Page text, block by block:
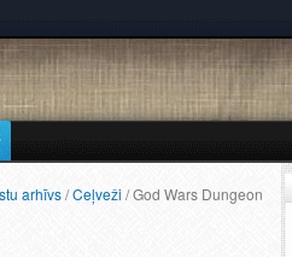
arhīvs/Ceļveži / God Wars Dungeon